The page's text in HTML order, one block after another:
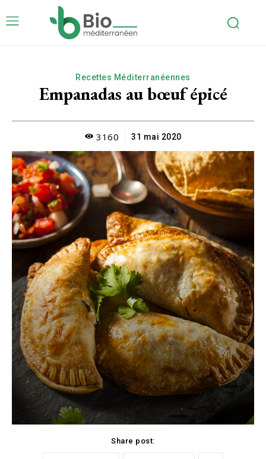
Recettes Méditerranéennes
Empanadas au bœuf épicé
3160 31 mai 2020
Share post: